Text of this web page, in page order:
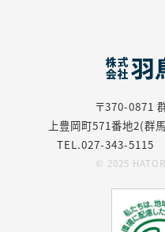
〒370-0871
上豊岡町571番地2(群
TEL.027-343-5115
© 2025